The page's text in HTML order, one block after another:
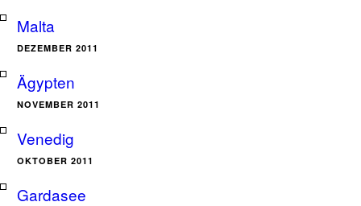
Malta
DEZEMBER 2011
Ägypten
NOVEMBER 2011
Venedig
OKTOBER 2011
Gardasee